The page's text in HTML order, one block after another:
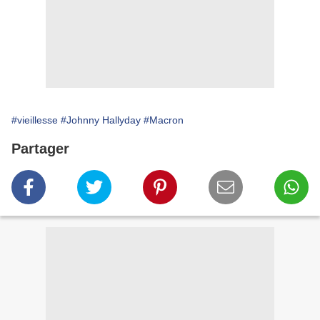
#vieillesse #Johnny Hallyday #Macron
Partager